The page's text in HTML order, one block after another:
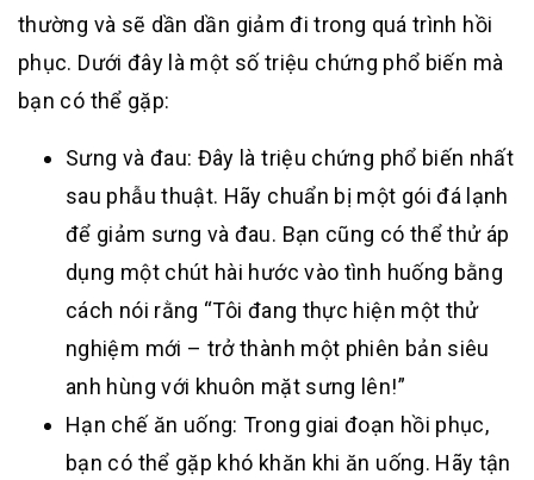
thường và sẽ dần dần giảm đi trong quá trình hồi
phục. Dưới đây là một số triệu chứng phổ biến mà
bạn có thể gặp:
Sưng và đau: Đây là triệu chứng phổ biến nhất
sau phẫu thuật. Hãy chuẩn bị một gói đá lạnh
để giảm sưng và đau. Bạn cũng có thể thử áp
dụng một chút hài hước vào tình huống bằng
cách nói rằng “Tôi đang thực hiện một thử
nghiệm mới – trở thành một phiên bản siêu
anh hùng với khuôn mặt sưng lên!”
Hạn chế ăn uống: Trong giai đoạn hồi phục,
bạn có thể gặp khó khăn khi ăn uống. Hãy tận